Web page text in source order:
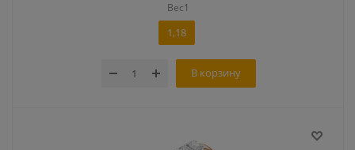
Вес1
1,18
В корзину